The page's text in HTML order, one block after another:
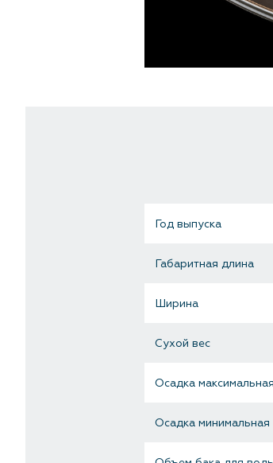
Год выпуска
Габаритная длина
Ширина
Сухой вес
Осадка максимальная
Осадка минимальная